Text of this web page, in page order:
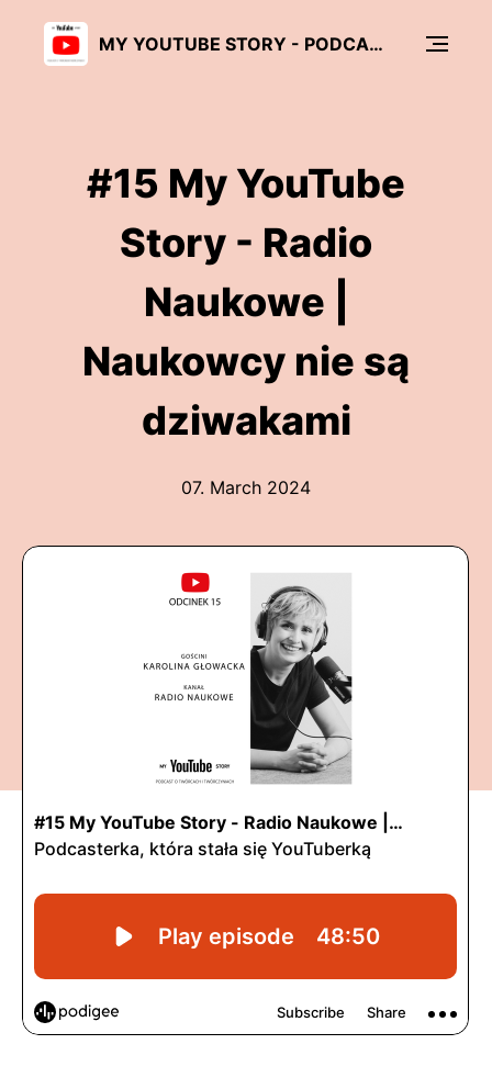
MY YOUTUBE STORY - PODCAST O TWÓRCACH I TWÓRCZYNIACH
#15 My YouTube
Story - Radio
Naukowe |
Naukowcy nie są
dziwakami
07. March 2024